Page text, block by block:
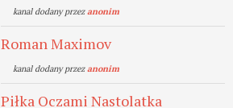
kanal dodany przezanonim
Roman Maximov
kanal dodany przezanonim
Piłka Oczami Nastolatka